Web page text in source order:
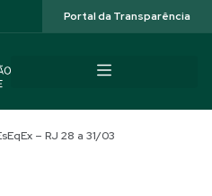
Portal da Transparência
– RJ 28 a 31/03